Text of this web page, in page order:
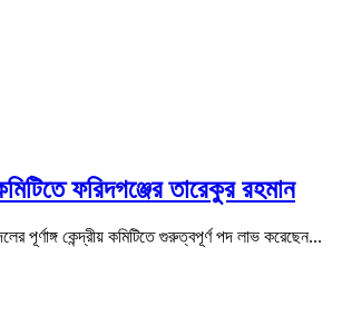
ফরিদগঞ্জের তারেকুর রহমান
পূর্ণাঙ্গ কেন্দ্রীয় কমিটিতে গুরুত্বপূর্ণ পদ লাভ করেছেন...